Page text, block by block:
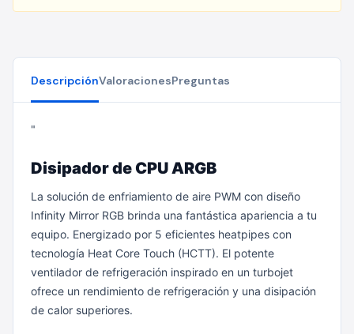
DescripciónValoracionesPreguntas
"
Disipador de CPU ARGB
La solución de enfriamiento de aire PWM con diseño
Infinity Mirror RGB brinda una fantástica apariencia a tu
equipo. Energizado por 5 eficientes heatpipes con
tecnología Heat Core Touch (HCTT). El potente
ventilador de refrigeración inspirado en un turbojet
ofrece un rendimiento de refrigeración y una disipación
de calor superiores.